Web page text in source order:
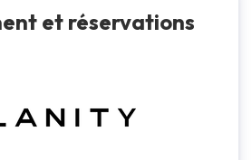
et réservations